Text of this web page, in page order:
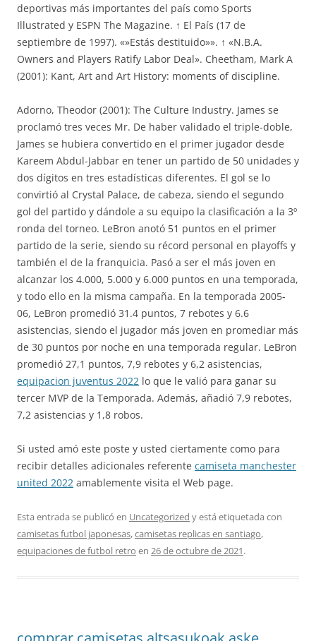
deportivas más importantes del país como Sports
Illustrated y ESPN The Magazine. ↑ El País (17 de
septiembre de 1997). «»Estás destituido»». ↑ «N.B.A.
Owners and Players Ratify Labor Deal». Cheetham, Mark A
(2001): Kant, Art and Art History: moments of discipline.
Adorno, Theodor (2001): The Culture Industry. James se
proclamó tres veces Mr. De haber validado el triple-doble,
James se hubiera convertido en el primer jugador desde
Kareem Abdul-Jabbar en tener un partido de 50 unidades y
dos dígitos en tres estadísticas diferentes. El gol se lo
convirtió al Crystal Palace, de cabeza, siendo el segundo
gol del partido y dándole a su equipo la clasificación a la 3º
ronda del torneo. LeBron anotó 51 puntos en el primer
partido de la serie, siendo su récord personal en playoffs y
también el de la franquicia. Pasó a ser el más joven en
alcanzar los 4.000, 5.000 y 6.000 puntos en una temporada,
y todo ello en la misma campaña. En la temporada 2005-
06, LeBron promedió 31.4 puntos, 7 rebotes y 6.6
asistencias, siendo el jugador más joven en promediar más
de 30 puntos por noche en una temporada regular. LeBron
promedió 27,1 puntos, 7,9 rebotes y 6,2 asistencias,
equipacion juventus 2022 lo que le valió para ganar su
tercer MVP de la Temporada. Además, añadió 7,9 rebotes,
7,2 asistencias y 1,8 robos.
Si usted amó este poste y usted ciertamente como para
recibir detalles adicionales referente camiseta manchester
united 2022 amablemente visita el Web page.
Esta entrada se publicó en Uncategorized y está etiquetada con
camisetas futbol japonesas,camisetas replicas en santiago,
equipaciones de futbol retro en 26 de octubre de 2021.